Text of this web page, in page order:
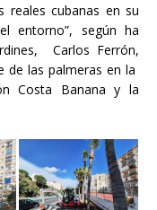
reales cubanas en su
entorno”, según ha
Carlos Ferrón,
de las palmeras en la
Costa Banana y la